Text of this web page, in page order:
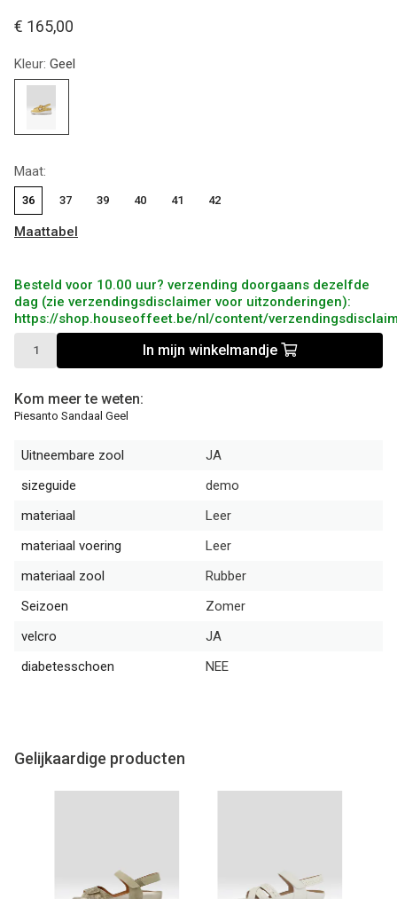
€ 165,00
Kleur: Geel
Maat:
36 37 39 40 41 42
Maattabel
Besteld voor 10.00 uur? verzending doorgaans dezelfde
dag (zie verzendingsdisclaimer voor uitzonderingen):
https://shop.houseoffeet.be/nl/content/
In mijn winkelmandje
Kom meer te weten:
Piesanto Sandaal Geel
Uitneembare zool
JA
sizeguide
demo
materiaal
Leer
materiaal voering
Leer
materiaal zool
Rubber
Seizoen
Zomer
velcro
JA
diabetesschoen
NEE
Gelijkaardige producten